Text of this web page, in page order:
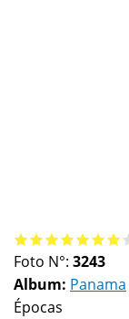
Foto N°: 3243
Album: Panama
Épocas